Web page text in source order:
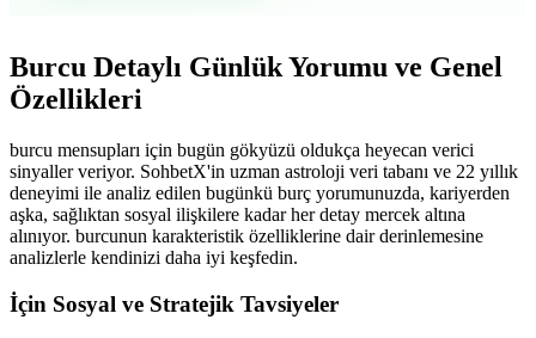
Burcu Detaylı Günlük Yorumu ve Genel
Özellikleri
burcu mensupları için bugün gökyüzü oldukça heyecan verici
sinyaller veriyor. SohbetX'in uzman astroloji veri tabanı ve 22 yıllık
deneyimi ile analiz edilen bugünkü burç yorumunuzda, kariyerden
aşka, sağlıktan sosyal ilişkilere kadar her detay mercek altına
alınıyor. burcunun karakteristik özelliklerine dair derinlemesine
analizlerle kendinizi daha iyi keşfedin.
İçin Sosyal ve Stratejik Tavsiyeler